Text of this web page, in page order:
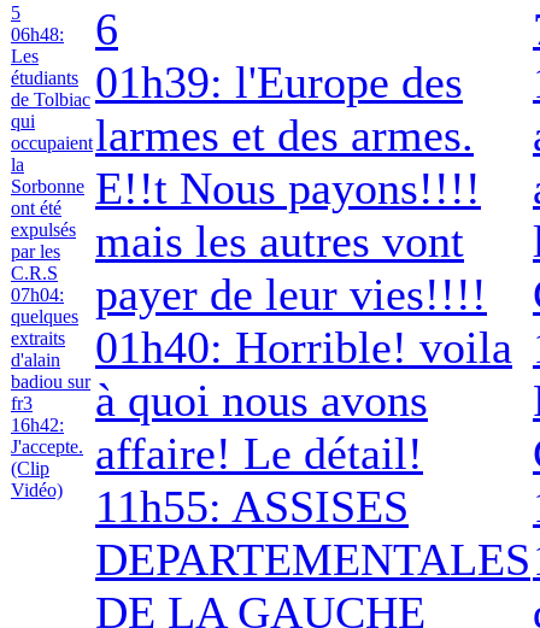
5
06h48:
Les
étudiants
de Tolbiac
qui
occupaient
la
Sorbonne
ont été
expulsés
par les
C.R.S
07h04:
quelques
extraits
d'alain
badiou sur
fr3
16h42:
J'accepte.
(Clip
Vidéo)
6
01h39: l'Europe des
larmes et des armes.
E!!t Nous payons!!!!
mais les autres vont
payer de leur vies!!!!
01h40: Horrible! voila
à quoi nous avons
affaire! Le détail!
11h55: ASSISES
DEPARTEMENTALES
DE LA GAUCHE